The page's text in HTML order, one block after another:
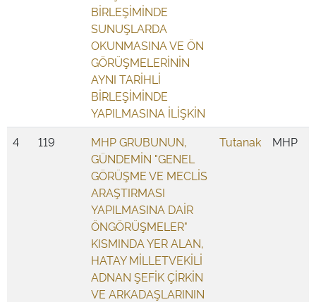
BİRLEŞİMİNDE
SUNUŞLARDA
OKUNMASINA VE ÖN
GÖRÜŞMELERİNİN
AYNI TARİHLİ
BİRLEŞİMİNDE
YAPILMASINA İLİŞKİN
4 119
MHP GRUBUNUN,
GÜNDEMİN "GENEL
GÖRÜŞME VE MECLİS
ARAŞTIRMASI
YAPILMASINA DAİR
ÖNGÖRÜŞMELER"
KISMINDA YER ALAN,
HATAY MİLLETVEKİLİ
ADNAN ŞEFİK ÇİRKİN
VE ARKADAŞLARININ
Tutanak MHP